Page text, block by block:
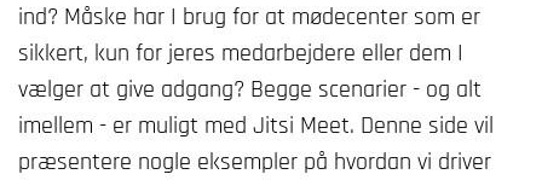
ind? Måske har I brug for at mødecenter som er
sikkert, kun for jeres medarbejdere eller dem I
vælger at give adgang? Begge scenarier - og alt
imellem - er muligt med Jitsi Meet. Denne side vil
præsentere nogle eksempler på hvordan vi driver